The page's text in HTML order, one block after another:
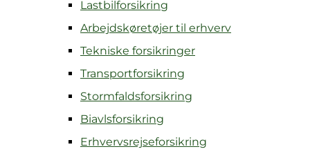
Lastbilforsikring
Arbejdskøretøjer til erhverv
Tekniske forsikringer
Transportforsikring
Stormfaldsforsikring
Biavlsforsikring
Erhvervsrejseforsikring